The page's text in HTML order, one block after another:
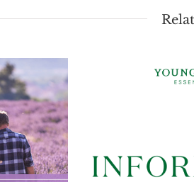
ー
更
に
伴
う
製
品
番
号